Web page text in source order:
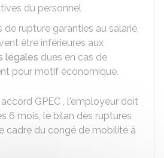
du personnel
de rupture garanties au salarié,
être inférieures aux
légales dues en cas de
pour motif économique.
accord GPEC , l'employeur doit
6 mois, le bilan des ruptures
cadre du congé de mobilité à